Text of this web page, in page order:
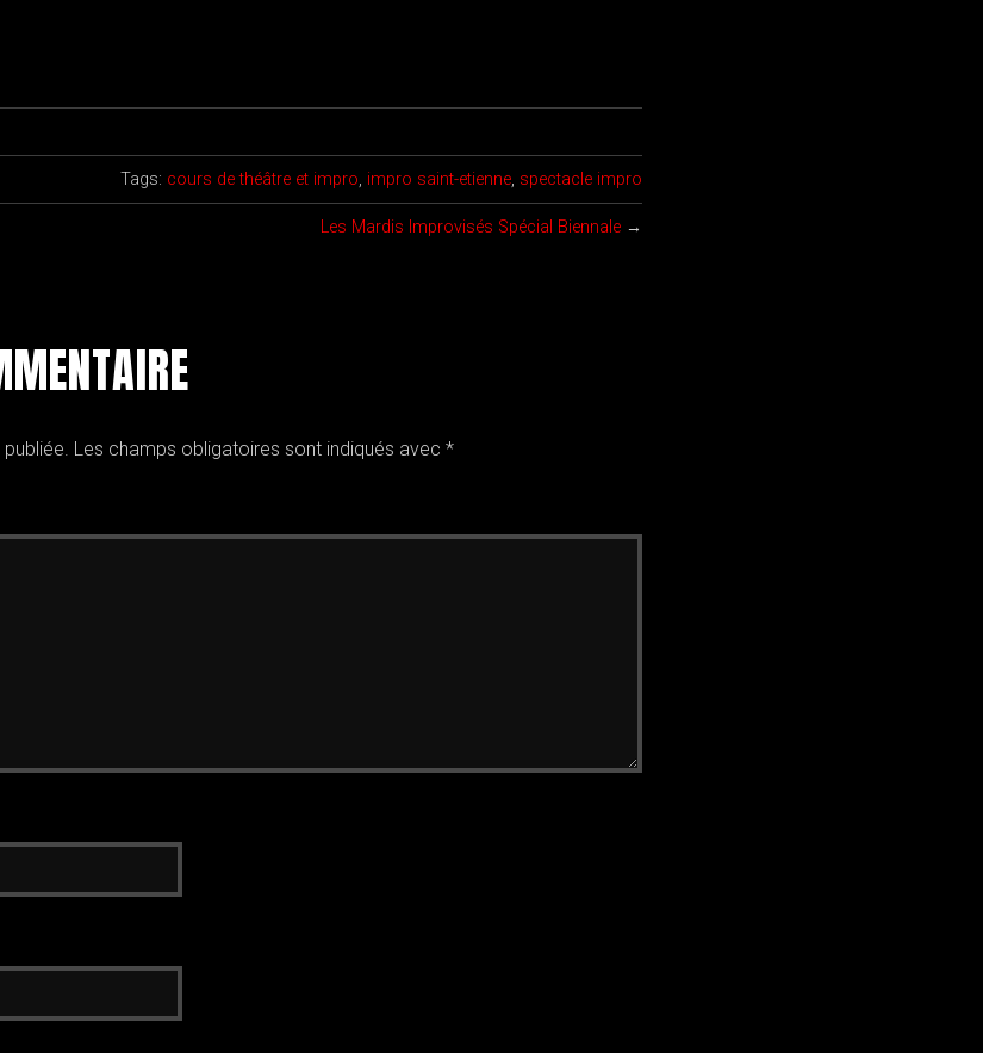
Tags: cours de théâtre et impro, impro saint-etienne, spectacle impro
Les Mardis Improvisés Spécial Biennale →
Les champs obligatoires sont indiqués avec *